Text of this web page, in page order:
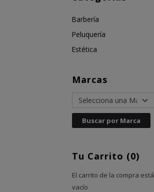
Barbería
Peluquería
Estética
Marcas
Tu Carrito (0)
El carrito de la compra está
vacío